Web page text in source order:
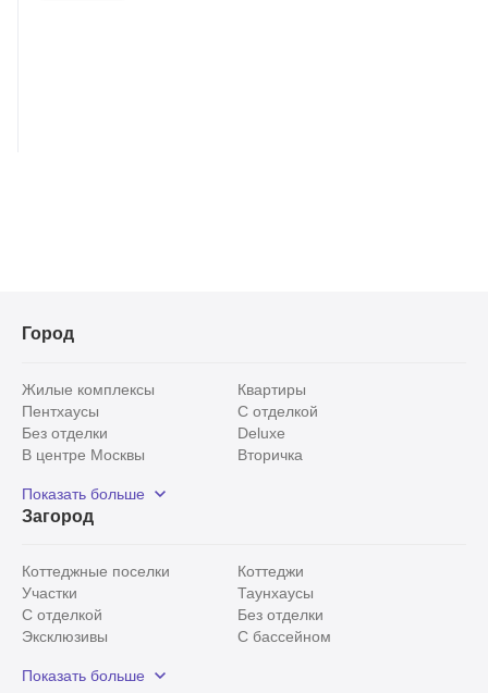
Город
Жилые комплексы
Квартиры
Пентхаусы
С отделкой
Без отделки
Deluxe
В центре Москвы
Вторичка
Рядом с парком
С панорамными окнами
Показать больше
Загород
Коттеджные поселки
Коттеджи
Участки
Таунхаусы
С отделкой
Без отделки
Эксклюзивы
С бассейном
Красногорский район
Показать больше